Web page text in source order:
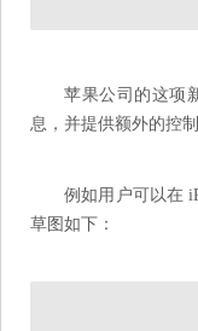
苹果公司的这项
息，并提供额外的控制
例如用户可以在
草图如下：